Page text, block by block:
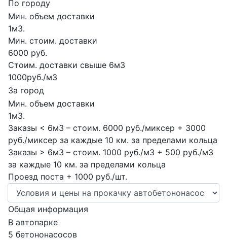
По городу
Мин. объем доставки
1м3.
Мин. стоим. доставки
6000 руб.
Стоим. доставки свыше 6м3
1000руб./м3
За город
Мин. объем доставки
1м3.
Заказы < 6м3 – стоим. 6000 руб./миксер + 3000
руб./миксер за каждые 10 км. за пределами кольца
Заказы > 6м3 – стоим. 1000 руб./м3 + 500 руб./м3
за каждые 10 км. за пределами кольца
Проезд поста + 1000 руб./шт.
Общая информация
В автопарке
5 бетононасосов